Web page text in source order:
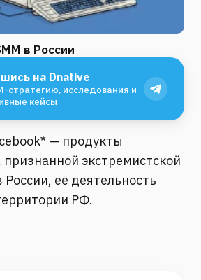
в России
на Dnative
стратегию, исследования и
кейсы
— продукты
экстремистской
её деятельность
РФ.